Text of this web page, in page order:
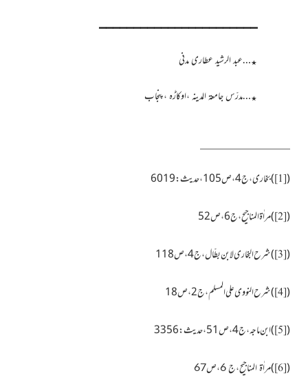
_______________________
٭…عبد الرشید عطاری مدنی
٭…مدرّس جامعۃ المدینہ ،اوکاڑہ ،پنجاب
(
[1]
)بخاری،ج4،ص105،حدیث:6019
(
[2]
)مراٰۃ المناجیح،ج 6،ص52
(
[3]
)شرح البخاری لابن بطّال،ج4،ص118
(
[4]
)شرح النووی علی المسلم،ج2،ص18
(
[5]
)ابن ماجہ،ج4،ص51، حدیث:3356
(
[6]
)مراٰۃ المناجیح،ج 6،ص67